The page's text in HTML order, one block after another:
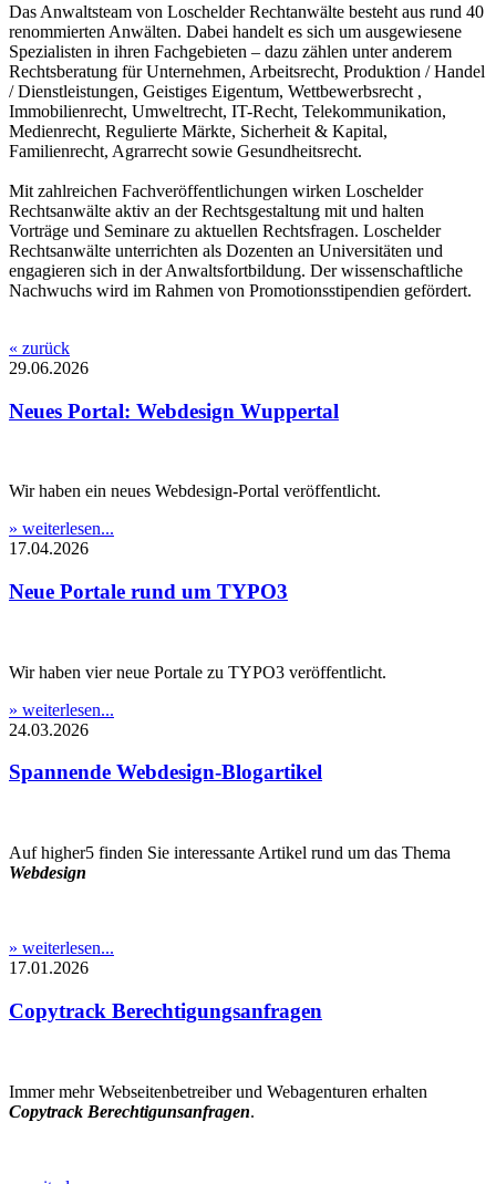
Das Anwaltsteam von Loschelder Rechtanwälte besteht aus rund 40
renommierten Anwälten. Dabei handelt es sich um ausgewiesene
Spezialisten in ihren Fachgebieten – dazu zählen unter anderem
Rechtsberatung für Unternehmen, Arbeitsrecht, Produktion / Handel
/ Dienstleistungen, Geistiges Eigentum, Wettbewerbsrecht ,
Immobilienrecht, Umweltrecht, IT-Recht, Telekommunikation,
Medienrecht, Regulierte Märkte, Sicherheit & Kapital,
Familienrecht, Agrarrecht sowie Gesundheitsrecht.
Mit zahlreichen Fachveröffentlichungen wirken Loschelder
Rechtsanwälte aktiv an der Rechtsgestaltung mit und halten
Vorträge und Seminare zu aktuellen Rechtsfragen. Loschelder
Rechtsanwälte unterrichten als Dozenten an Universitäten und
engagieren sich in der Anwaltsfortbildung. Der wissenschaftliche
Nachwuchs wird im Rahmen von Promotionsstipendien gefördert.
« zurück
29.06.2026
Neues Portal: Webdesign Wuppertal
Wir haben ein neues Webdesign-Portal veröffentlicht.
» weiterlesen...
17.04.2026
Neue Portale rund um TYPO3
Wir haben vier neue Portale zu TYPO3 veröffentlicht.
» weiterlesen...
24.03.2026
Spannende Webdesign-Blogartikel
Auf higher5 finden Sie interessante Artikel rund um das Thema
Webdesign
» weiterlesen...
17.01.2026
Copytrack Berechtigungsanfragen
Immer mehr Webseitenbetreiber und Webagenturen erhalten
Copytrack Berechtigunsanfragen.